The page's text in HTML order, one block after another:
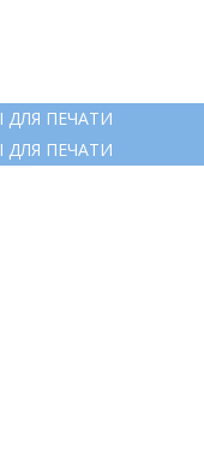
ПЕЧАТИ
ПЕЧАТИ